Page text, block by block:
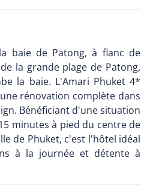
baie de Patong, à flanc de
la grande plage de Patong,
la baie. L'Amari Phuket 4*
rénovation complète dans
Bénéficiant d'une situation
minutes à pied du centre de
de Phuket, c'est l'hôtel idéal
à la journée et détente à